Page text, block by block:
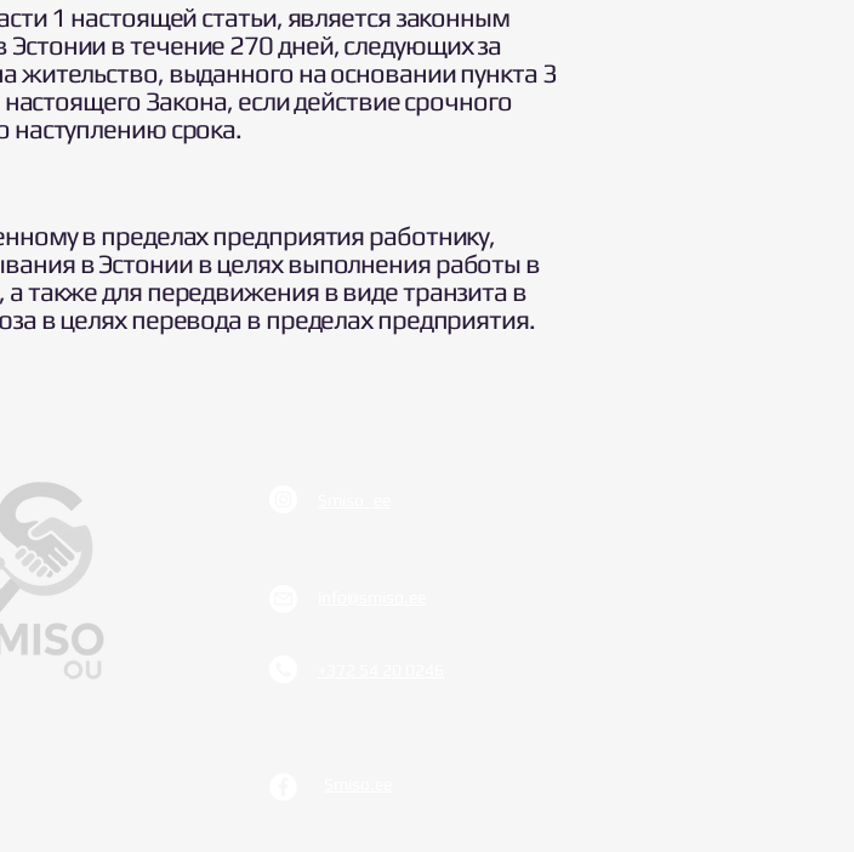
1 настоящей статьи, является законным
в течение 270 дней, следующих за
жительство, выданного на основании пункта 3
Закона, если действие срочного
наступлению срока.
в пределах предприятия работнику,
в Эстонии в целях выполнения работы в
также для передвижения в виде транзита в
в целях перевода в пределах предприятия.